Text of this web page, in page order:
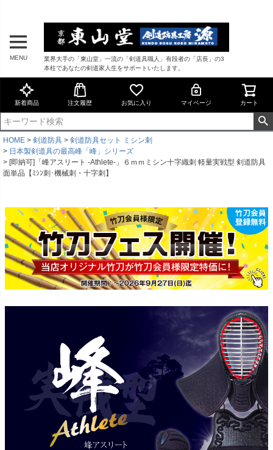
MENU
業界大手の「東山堂」一流の「剣道具職人」有段者の「店長」の3
本柱であなたの剣道家人生をサポートいたします。
新着商品 注文履歴 お気に入り マイページ カート
HOME 剣道防具
剣道防具セット ミシン刺
日本製剣道具の最高峰「峰」シリーズ
[即納可]「峰アスリート -Athlete-」６ｍｍミシン十字織刺 軽量実戦型 剣道防具
面単品【ﾐｼﾝ刺･機械刺・十字刺】